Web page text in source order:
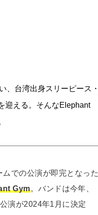
、台湾出身スリーピース・
迎える。そんなElephant
での公演が即完となった
Gym。バンドは今年、
演が2024年1月に決定